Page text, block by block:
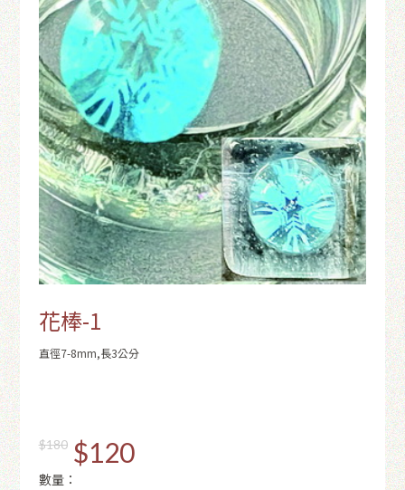
花棒-1
直徑7-8mm,長3公分
$180 $120
數量：